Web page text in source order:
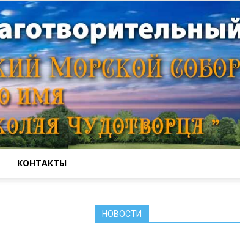
КОНТАКТЫ
НОВОСТИ